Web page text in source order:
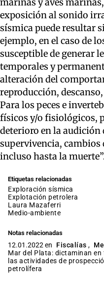
exposición al sonido
sísmica puede resultar
ejemplo, en el caso de
susceptible de generar
temporales y
alteración del
reproducción,
Para los peces e
físicos y/o fisiológicos,
deterioro en la audición
supervivencia,
incluso hasta la
Etiquetas relacionadas
exploración sísmica
explotación petrolera
Laura Mazaferri
medio-ambiente
Notas relacionadas
12.01.2022 en Fiscalías ,
Mar del Plata: dictaminan
las actividades de
petrolífera